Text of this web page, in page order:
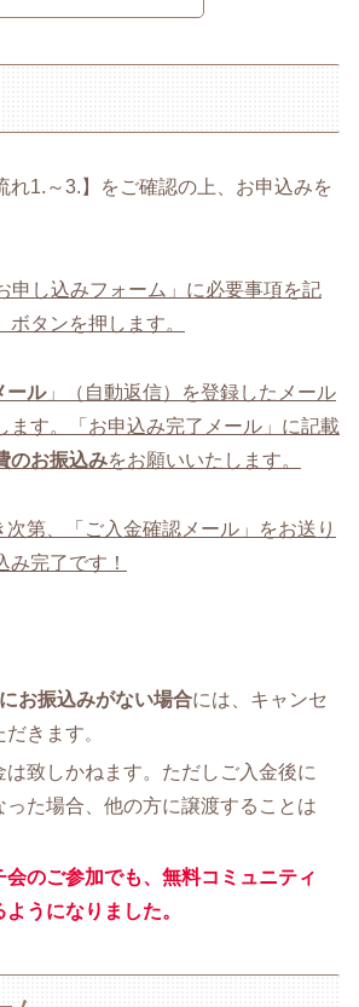
れ1.～3.】をご確認の上、お申込みを
申し込みフォーム」に必要事項を記
」ボタンを押します。
ール」（自動返信）を登録したメール
ます。「お申込み完了メール」に記載
のお振込みをお願いいたします。
次第、「ご入金確認メール」をお送り
み完了です！
お振込みがない場合には、キャンセ
だきます。
は致しかねます。ただしご入金後に
った場合、他の方に譲渡することは
会のご参加でも、無料コミュニティ
うになりました。